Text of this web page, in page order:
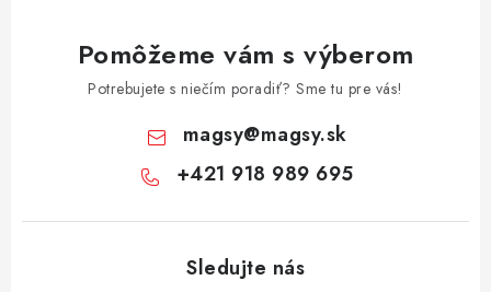
Pomôžeme vám s výberom
Potrebujete s niečím poradiť? Sme tu pre vás!
magsy@magsy.sk
+421 918 989 695